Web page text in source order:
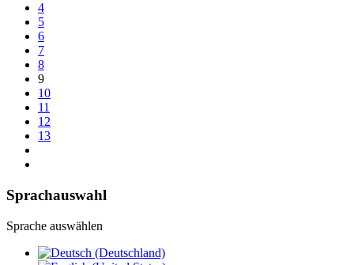
4
5
6
7
8
9
10
11
12
13
Sprachauswahl
Sprache auswählen